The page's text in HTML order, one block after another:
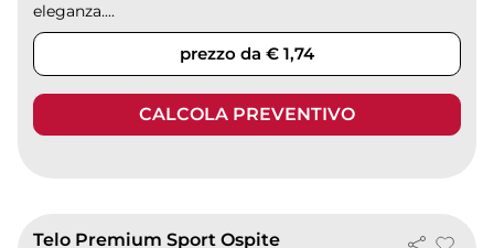
eleganza....
prezzo da € 1,74
CALCOLA PREVENTIVO
Telo Premium Sport Ospite